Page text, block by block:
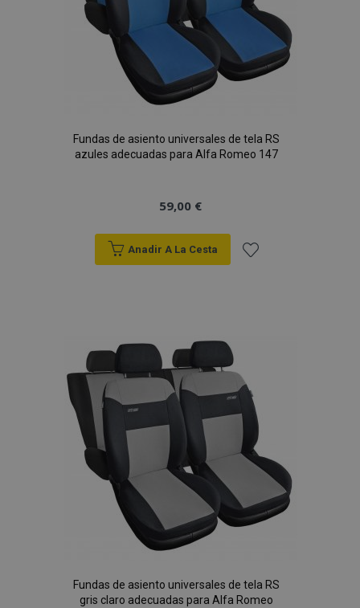
Fundas de asiento universales de tela RS
azules adecuadas para Alfa Romeo 147
59,00 €
Anadir A La Cesta
de
Deseos
Fundas de asiento universales de tela RS
gris claro adecuadas para Alfa Romeo